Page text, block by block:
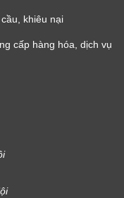
khiêu nại
cấp hàng hóa, dịch vụ